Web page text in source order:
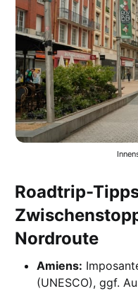
Roadtrip-
Nordroute
Amiens:
(UNESCO), ggf.